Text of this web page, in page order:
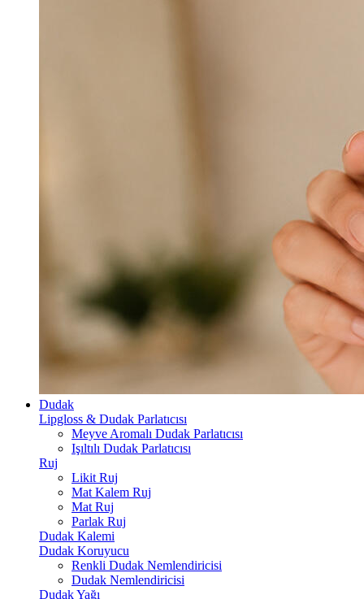
Dudak
Lipgloss & Dudak Parlatıcısı
Meyve Aromalı Dudak Parlatıcısı
Işıltılı Dudak Parlatıcısı
Ruj
Likit Ruj
Mat Kalem Ruj
Mat Ruj
Parlak Ruj
Dudak Kalemi
Dudak Koruyucu
Renkli Dudak Nemlendiricisi
Dudak Nemlendiricisi
Dudak Yağı